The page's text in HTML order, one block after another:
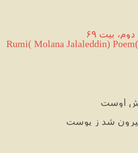
بیت ۶۹
Rumi( Molana Jalaleddin)
اوست
شد ز پوست